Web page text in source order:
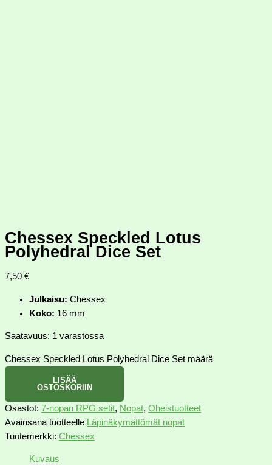
Chessex Speckled Lotus
Polyhedral Dice Set
7,50 €
Julkaisu: Chessex
Koko: 16 mm
Saatavuus: 1 varastossa
Chessex Speckled Lotus Polyhedral Dice Set määrä
LISÄÄ
OSTOSKORIIN
Osastot: 7-nopan RPG setit, Nopat, Oheistuotteet
Avainsana tuotteelle
Läpinäkymättömät nopat
Tuotemerkki: Chessex
Kuvaus